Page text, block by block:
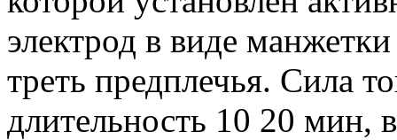
электрод в виде
треть предплечья. Сила
длительность 10 20 мин,